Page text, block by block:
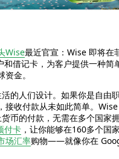
Wise最近官宣：Wise 即将在
借记卡，为客户提供一种简
金。
的人们设计。如果你是自由
接收付款从未如此简单。
币的付款，无需在多个国家
付卡，让你能够在160多个国
场汇率购物——就像你在